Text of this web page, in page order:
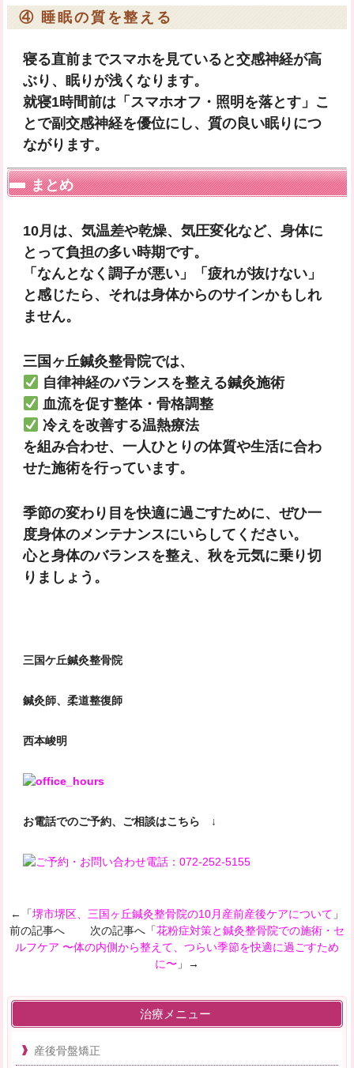
④ 睡眠の質を整える
寝る直前までスマホを見ていると交感神経が高
ぶり、眠りが浅くなります。
就寝1時間前は「スマホオフ・照明を落とす」こ
とで副交感神経を優位にし、質の良い眠りにつ
ながります。
まとめ
10月は、気温差や乾燥、気圧変化など、身体に
とって負担の多い時期です。
「なんとなく調子が悪い」「疲れが抜けない」
と感じたら、それは身体からのサインかもしれ
ません。
三国ヶ丘鍼灸整骨院では、
自律神経のバランスを整える鍼灸施術
血流を促す整体・骨格調整
冷えを改善する温熱療法
を組み合わせ、一人ひとりの体質や生活に合わ
せた施術を行っています。
季節の変わり目を快適に過ごすために、ぜひ一
度身体のメンテナンスにいらしてください。
心と身体のバランスを整え、秋を元気に乗り切
りましょう。
三国ケ丘鍼灸整骨院
鍼灸師、柔道整復師
西本峻明
お電話でのご予約、ご相談はこちら ↓
←「堺市堺区、三国ヶ丘鍼灸整骨院の10月産前産後ケアについて 」
前の記事へ 次の記事へ「花粉症対策と鍼灸整骨院での施術・セ
ルフケア 〜体の内側から整えて、つらい季節を快適に過ごすため
に〜 」→
治療メニュー
産後骨盤矯正